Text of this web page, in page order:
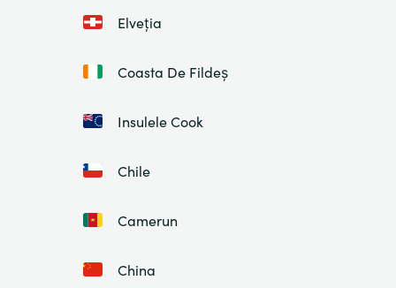
Elveția
Coasta De Fildeș
Insulele Cook
Chile
Camerun
China